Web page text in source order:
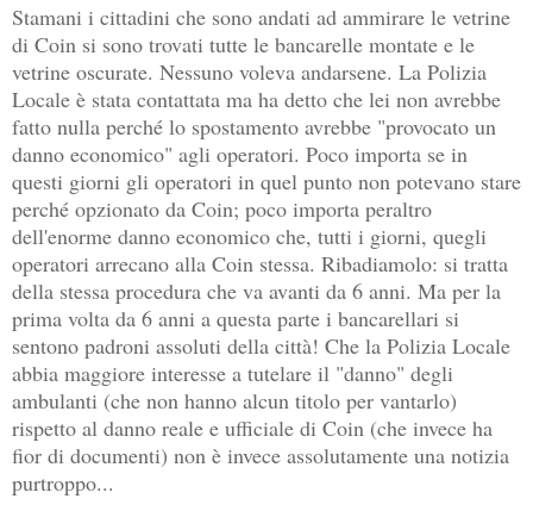
Stamani i cittadini che sono andati ad ammirare le vetrine
di Coin si sono trovati tutte le bancarelle montate e le
vetrine oscurate. Nessuno voleva andarsene. La Polizia
Locale è stata contattata ma ha detto che lei non avrebbe
fatto nulla perché lo spostamento avrebbe "provocato un
danno economico" agli operatori. Poco importa se in
questi giorni gli operatori in quel punto non potevano stare
perché opzionato da Coin; poco importa peraltro
dell'enorme danno economico che, tutti i giorni, quegli
operatori arrecano alla Coin stessa. Ribadiamolo: si tratta
della stessa procedura che va avanti da 6 anni. Ma per la
prima volta da 6 anni a questa parte i bancarellari si
sentono padroni assoluti della città! Che la Polizia Locale
abbia maggiore interesse a tutelare il "danno" degli
ambulanti (che non hanno alcun titolo per vantarlo)
rispetto al danno reale e ufficiale di Coin (che invece ha
fior di documenti) non è invece assolutamente una notizia
purtroppo...